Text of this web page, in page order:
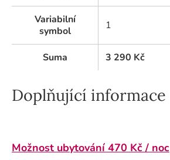
Variabilní
symbol
1
Suma 3 290 Kč
Doplňující informace
Možnost ubytování 470 Kč / noc